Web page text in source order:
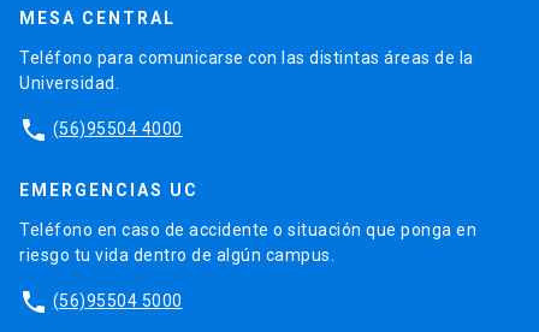
MESA CENTRAL
Teléfono para comunicarse con las distintas áreas de la
Universidad.
phone (56)95504 4000
EMERGENCIAS UC
Teléfono en caso de accidente o situación que ponga en
riesgo tu vida dentro de algún campus.
phone (56)95504 5000